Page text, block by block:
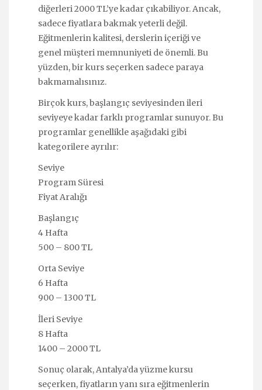
diğerleri 2000 TL’ye kadar çıkabiliyor. Ancak,
sadece fiyatlara bakmak yeterli değil.
Eğitmenlerin kalitesi, derslerin içeriği ve
genel müşteri memnuniyeti de önemli. Bu
yüzden, bir kurs seçerken sadece paraya
bakmamalısınız.
Birçok kurs, başlangıç seviyesinden ileri
seviyeye kadar farklı programlar sunuyor. Bu
programlar genellikle aşağıdaki gibi
kategorilere ayrılır:
Seviye
Program Süresi
Fiyat Aralığı
Başlangıç
4 Hafta
500 – 800 TL
Orta Seviye
6 Hafta
900 – 1300 TL
İleri Seviye
8 Hafta
1400 – 2000 TL
Sonuç olarak, Antalya’da yüzme kursu
seçerken, fiyatların yanı sıra eğitmenlerin